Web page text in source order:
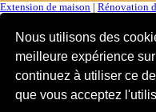
Nous utilisons des
meilleure expérience
continuez à utiliser ce
que vous acceptez
Extension de maison Rénovation